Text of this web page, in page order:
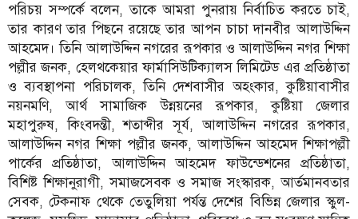
পরিচয় সম্পর্কে বলেন, তাকে আমরা পুনরায় নির্বাচিত করতে চাই,
তার কারণ তার পিছনে রয়েছে তার আপন চাচা দানবীর আলাউদ্দিন
আহমেদ। তিনি আলাউদ্দিন নগরের রূপকার ও আলাউদ্দিন নগর শিক্ষা
পল্লীর জনক, হেলথকেয়ার ফার্মাসিউটিক্যালস লিমিটেড এর প্রতিষ্ঠাতা
ও ব্যবস্থাপনা পরিচালক, তিনি দেশবাসীর অহংকার, কুষ্টিয়াবাসীর
নয়নমণি, আর্থ সামাজিক উন্নয়নের রূপকার, কুষ্টিয়া জেলার
মহাপুরুষ, কিংবদন্তী, শতাব্দীর সূর্য, আলাউদ্দিন নগরের রূপকার,
আলাউদ্দিন নগর শিক্ষা পল্লীর জনক, আলাউদ্দিন আহমেদ শিক্ষাপল্লী
পার্কের প্রতিষ্ঠাতা, আলাউদ্দিন আহমেদ ফাউন্ডেশনের প্রতিষ্ঠাতা,
বিশিষ্ট শিক্ষানুরাগী, সমাজসেবক ও সমাজ সংস্কারক, আর্তমানবতার
সেবক, টেকনাফ থেকে তেতুলিয়া পর্যন্ত দেশের বিভিন্ন জেলার স্কুল-